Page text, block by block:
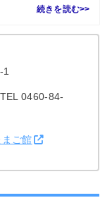
0460-84-
ご館